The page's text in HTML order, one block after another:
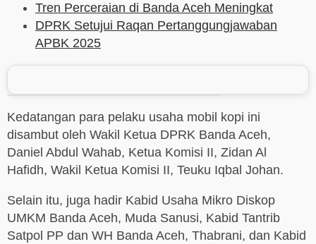
Tren Perceraian di Banda Aceh Meningkat
DPRK Setujui Raqan Pertanggungjawaban
APBK 2025
Kedatangan para pelaku usaha mobil kopi ini
disambut oleh Wakil Ketua DPRK Banda Aceh,
Daniel Abdul Wahab, Ketua Komisi II, Zidan Al
Hafidh, Wakil Ketua Komisi II, Teuku Iqbal Johan.
Selain itu, juga hadir Kabid Usaha Mikro Diskop
UMKM Banda Aceh, Muda Sanusi, Kabid Tantrib
Satpol PP dan WH Banda Aceh, Thabrani, dan Kabid